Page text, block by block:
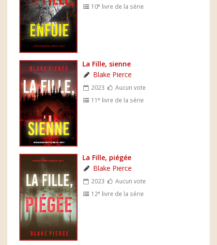
10e livre de la série
La Fille, sienne
Blake Pierce
2023
Aucun vote
11e livre de la série
La Fille, piégée
Blake Pierce
2023
Aucun vote
12e livre de la série